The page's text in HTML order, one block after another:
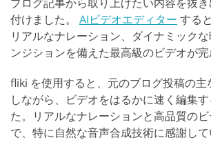
付けました。 AIビデオエディター する
リアルなナレーション、ダイナミック
ンジションを備えた最高級のビデオが完
fliki を使用すると、元のブログ投稿の
しながら、ビデオをはるかに速く編集
た。リアルなナレーションと高品質の
で、特に自然な音声合成技術に感謝して